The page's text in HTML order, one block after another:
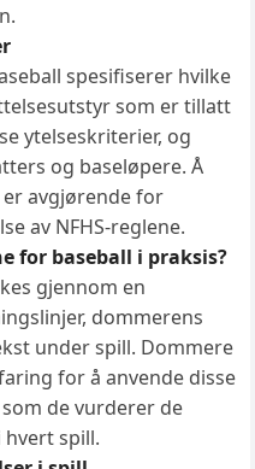
spesifiserer hvilke
som er tillatt
ytelseskriterier, og
og baseløpere. Å
avgjørende for
av NFHS-reglene.
for baseball i praksis?
gjennom en
dommerens
under spill. Dommere
for å anvende disse
de vurderer de
spill.